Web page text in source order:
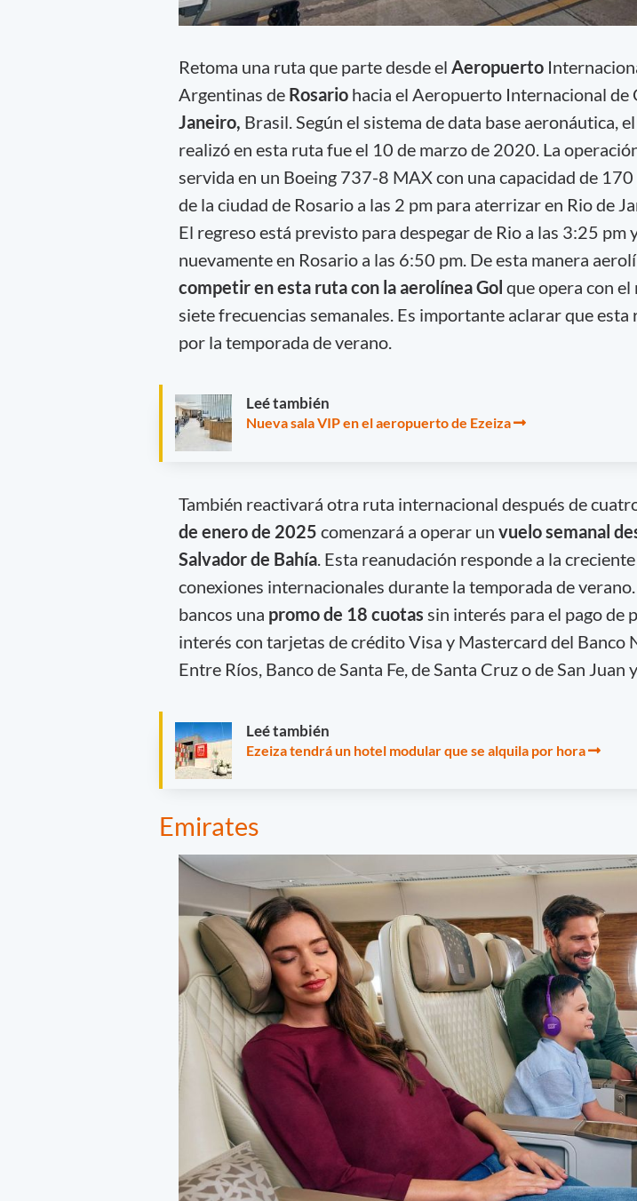
Retoma una ruta que parte desde el Aeropuerto
Argentinas de Rosario hacia el Aeropuerto Internacional de
Janeiro, Brasil. Según el sistema de data base aeronáutica,
realizó en esta ruta fue el 10 de marzo de 2020. La
servida en un Boeing 737-8 MAX con una capacidad de
de la ciudad de Rosario a las 2 pm para aterrizar en Rio de
El regreso está previsto para despegar de Rio a las 3:25 pm
nuevamente en Rosario a las 6:50 pm. De esta manera
competir en esta ruta con la aerolínea Gol que opera con
siete frecuencias semanales. Es importante aclarar que esta
por la temporada de verano.
Leé también
Nueva sala VIP en el aeropuerto de Ezeiza
También reactivará otra ruta internacional después de
de enero de 2025 comenzará a operar un vuelo semanal
Salvador de Bahía. Esta reanudación responde a la
conexiones internacionales durante la temporada de
bancos una promo de 18 cuotas sin interés para el pago de
interés con tarjetas de crédito Visa y Mastercard del Banco
Entre Ríos, Banco de Santa Fe, de Santa Cruz o de San Juan
Leé también
Ezeiza tendrá un hotel modular que se alquila por hora
Emirates